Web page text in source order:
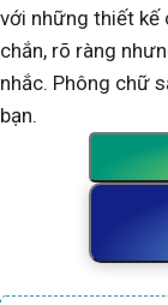
với những thiết kế
chắn, rõ ràng
nhắc. Phông chữ
bạn.